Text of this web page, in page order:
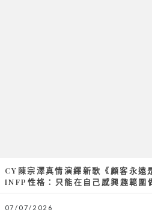
CY陳宗澤真情演繹新歌《顧客永
INFP性格：只能在自己感興趣範圍
07/07/2026